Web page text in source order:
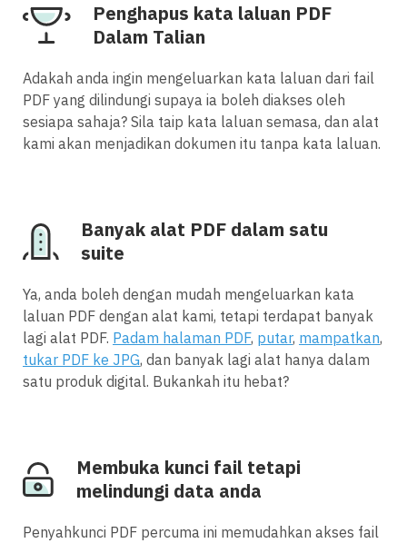
Penghapus kata laluan PDF
Dalam Talian
Adakah anda ingin mengeluarkan kata laluan dari fail
PDF yang dilindungi supaya ia boleh diakses oleh
sesiapa sahaja? Sila taip kata laluan semasa, dan alat
kami akan menjadikan dokumen itu tanpa kata laluan.
Banyak alat PDF dalam satu
suite
Ya, anda boleh dengan mudah mengeluarkan kata
laluan PDF dengan alat kami, tetapi terdapat banyak
lagi alat PDF. Padam halaman PDF, putar, mampatkan,
tukar PDF ke JPG, dan banyak lagi alat hanya dalam
satu produk digital. Bukankah itu hebat?
Membuka kunci fail tetapi
melindungi data anda
Penyahkunci PDF percuma ini memudahkan akses fail